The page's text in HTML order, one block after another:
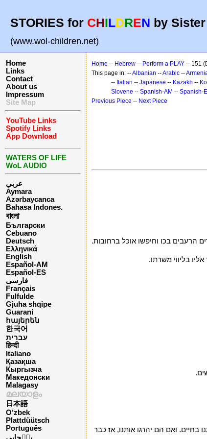
STORIES for CHILDREN by
(www.wol-children.net)
Home
Links
Contact
About us
Impressum
Site Map
YouTube Links
Spotify Links
App Download
WATERS OF LIFE
WoL AUDIO
عربي
Aymara
Azərbaycanca
Bahasa Indones.
বাংলা
Български
Cebuano
Deutsch
Ελληνικά
English
Español-AM
Español-ES
فارسی
Français
Fulfulde
Gjuha shqipe
Guarani
հայերեն
한국어
עברית
हिन्दी
Italiano
Қазақша
Кыргызча
Македонски
Malagasy
മലയാളം
日本語
O‘zbek
Plattdüütsch
Português
Home -- Hebrew -- Perform a PLAY -- 151
This page in: --Albanian --Arabic --
-- Italian -- Japanese -- Kazakh --
Slovene -- Spanish-AM -- Spanish-
Previous Piece -- Next Piece
הרעבים בכו וחיפשו אוכל ברחובות.
בליווי משרתו.
בחיים. ואם הם יהרגו אותנו, אז כבר